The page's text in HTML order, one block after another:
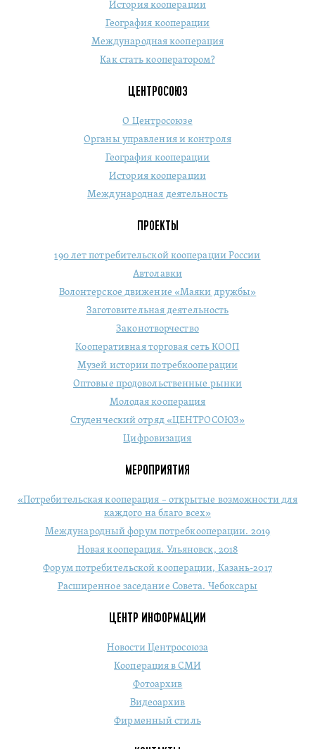
История кооперации
География кооперации
Международная кооперация
Как стать кооператором?
ЦЕНТРОСОЮЗ
О Центросоюзе
Органы управления и контроля
География кооперации
История кооперации
Международная деятельность
ПРОЕКТЫ
190 лет потребительской кооперации России
Автолавки
Волонтерское движение «Маяки дружбы»
Заготовительная деятельность
Законотворчество
Кооперативная торговая сеть КООП
Музей истории потребкооперации
Оптовые продовольственные рынки
Молодая кооперация
Студенческий отряд «ЦЕНТРОСОЮЗ»
Цифровизация
МЕРОПРИЯТИЯ
«Потребительская кооперация – открытые возможности для
каждого на благо всех»
Международный форум потребкооперации. 2019
Новая кооперация. Ульяновск, 2018
Форум потребительской кооперации, Казань-2017
Расширенное заседание Совета. Чебоксары
ЦЕНТР ИНФОРМАЦИИ
Новости Центросоюза
Кооперация в СМИ
Фотоархив
Видеоархив
Фирменный стиль